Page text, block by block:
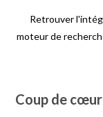
Retrouver
moteur de
Coup de